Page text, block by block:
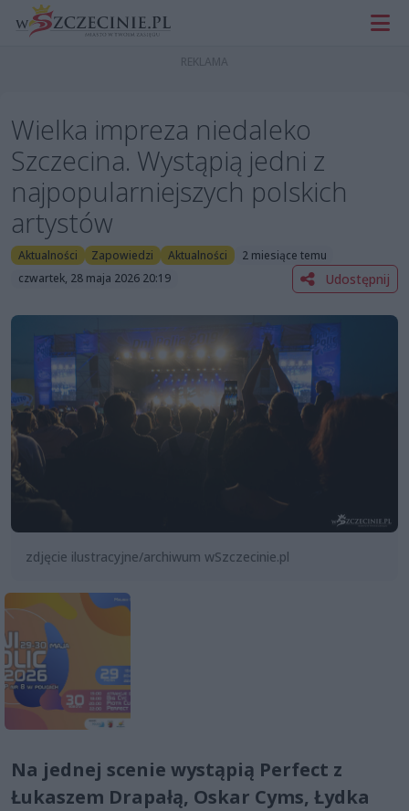
Wielka impreza niedaleko
Szczecina. Wystąpią jedni z
najpopularniejszych polskich
artystów
Aktualności Zapowiedzi Aktualności
2 miesiące temu
czwartek, 28 maja 2026 20:19
Udostępnij
zdjęcie ilustracyjne/archiwum wSzczecinie.pl
Na jednej scenie wystąpią Perfect z
Łukaszem Drapałą, Oskar Cyms, Łydka